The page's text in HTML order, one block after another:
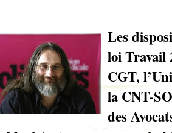
Les
loi Travail
CGT,
la CNT-
des